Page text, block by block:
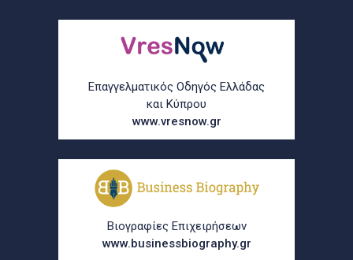
Επαγγελματικός Οδηγός Ελλάδας
και Κύπρου
www.vresnow.gr
Βιογραφίες Επιχειρήσεων
www.businessbiography.gr